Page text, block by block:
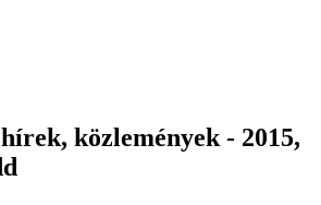
közlemények - 2015,